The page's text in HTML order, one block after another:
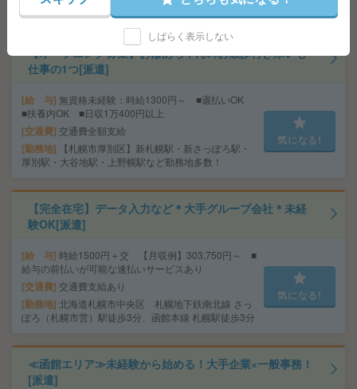
営東西線 西11丁目駅 徒歩11分
【オープニング募集】おばあちゃんのお散歩付き添いも
仕事の1つ[派遣]
給 与 無資格未経験：時給1300円～ ■週払いOK
■扶養内OK ■日収1万400円以上
交通費 交通費全額支給
勤務地
【札幌市厚別区】新札幌駅・新さっぽろ駅・
厚別駅・大谷地駅・上野幌駅など勤務地多数！
気になる!
【完全在宅】データ入力など＊大手グループ会社＊未経
験OK[派遣]
給 与 時給1500円＋交 【月収例】303,750円～ ■
給与の前払いが可能な速払いサービスあり
交通費 交通費支給あり
勤務地 北海道札幌市中央区 札幌地下鉄南北線 さっ
ぽろ（札幌市営）駅徒歩3分、函館本線 札幌駅徒歩3分
気になる!
≪函館エリア≫未経験から始める！大手企業×一般事務！
[派遣]
しばらく表示しない